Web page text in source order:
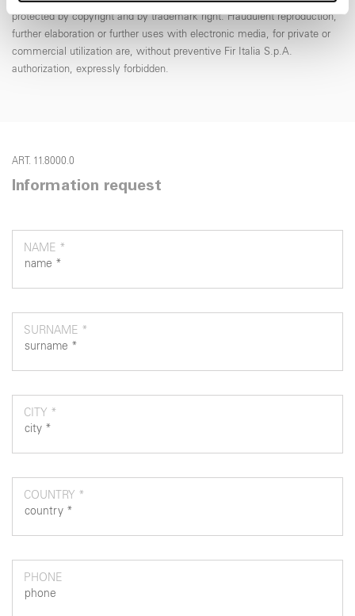
nostri partner che si occupano di analisi dei dati web,
pubblicità e social media, i quali potrebbero combinarle
con altre informazioni che ha fornito loro o che hanno
raccolto dal suo utilizzo dei loro servizi.
protected by copyright and by trademark right. Fraudulent reproduction,
further elaboration or further uses with electronic media, for private or
commercial utilization are, without preventive Fir Italia S.p.A.
authorization, expressly forbidden.
ART. 11.8000.0
Information request
NAME *
SURNAME *
CITY *
COUNTRY *
PHONE